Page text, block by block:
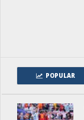
POPULAR